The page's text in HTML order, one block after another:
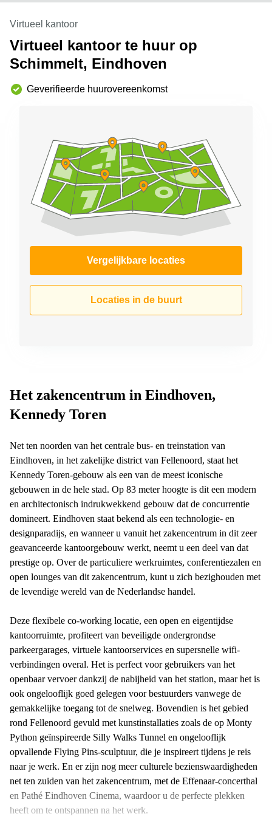
space
Arnhem
Kantoorruimte
Coworking
Zwolle
Coworking
Haarlem
Kantoor
Hengelo
Virtueel kantoor
Virtueel kantoor te huur op
Schimmelt, Eindhoven
Geverifieerde huurovereenkomst
Vergelijkbare locaties
Locaties in de buurt
Het zakencentrum in Eindhoven,
Kennedy Toren
Net ten noorden van het centrale bus- en treinstation van
Eindhoven, in het zakelijke district van Fellenoord, staat het
Kennedy Toren-gebouw als een van de meest iconische
gebouwen in de hele stad. Op 83 meter hoogte is dit een modern
en architectonisch indrukwekkend gebouw dat de concurrentie
domineert. Eindhoven staat bekend als een technologie- en
designparadijs, en wanneer u vanuit het zakencentrum in dit zeer
geavanceerde kantoorgebouw werkt, neemt u een deel van dat
prestige op. Over de particuliere werkruimtes, conferentiezalen en
open lounges van dit zakencentrum, kunt u zich bezighouden met
de levendige wereld van de Nederlandse handel.
Deze flexibele co-working locatie, een open en eigentijdse
kantoorruimte, profiteert van beveiligde ondergrondse
parkeergarages, virtuele kantoorservices en supersnelle wifi-
verbindingen overal. Het is perfect voor gebruikers van het
openbaar vervoer dankzij de nabijheid van het station, maar het is
ook ongelooflijk goed gelegen voor bestuurders vanwege de
gemakkelijke toegang tot de snelweg. Bovendien is het gebied
rond Fellenoord gevuld met kunstinstallaties zoals de op Monty
Python geïnspireerde Silly Walks Tunnel en ongelooflijk
opvallende Flying Pins-sculptuur, die je inspireert tijdens je reis
naar je werk. En er zijn nog meer culturele bezienswaardigheden
net ten zuiden van het zakencentrum, met de Effenaar-concerthal
en Pathé Eindhoven Cinema, waardoor u de perfecte plekken
heeft om te ontspannen na het werk.